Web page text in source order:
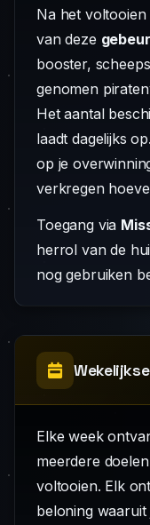
Na het voltooien
van deze
booster,
genomen
Het aantal
laadt dagelijks
op je
verkregen
Toegang via
herrol van de
nog gebruiken
Elke week
meerdere
voltooien. Elk
beloning